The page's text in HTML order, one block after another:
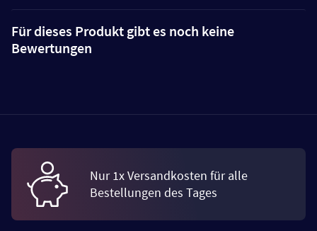
Für dieses Produkt gibt es noch keine
Bewertungen
Nur 1x Versandkosten für alle
Bestellungen des Tages